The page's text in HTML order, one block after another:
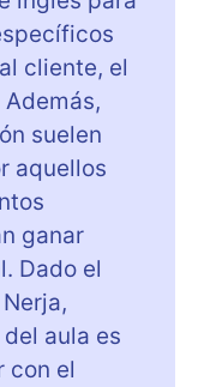
cliente, el
suelen
aquellos
ganar
Dado el
aula es
con el